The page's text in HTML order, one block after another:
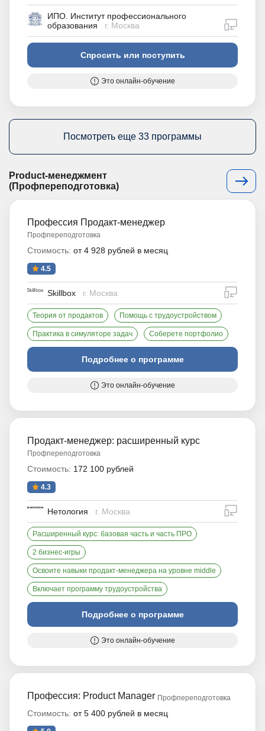
ИПО. Институт профессионального
образования
г. Москва
Спросить или поступить
Это онлайн-обучение
Посмотреть еще 33 программы
Product-менеджмент
(Профпереподготовка)
Профессия Продакт-менеджер
Профпереподготовка
Стоимость: от 4 928 рублей в месяц
4.5
Skillbox г. Москва
Теория от продактов Помощь с трудоустройством
Практика в симуляторе задач Соберете портфолио
Подробнее о программе
Это онлайн-обучение
Продакт-менеджер: расширенный курс
Профпереподготовка
Стоимость: 172 100 рублей
4.3
Нетология г. Москва
Расширенный курс: базовая часть и часть ПРО
2 бизнес-игры
Освоите навыки продакт-менеджера на уровне middle
Включает программу трудоустройства
Подробнее о программе
Это онлайн-обучение
Профессия: Product Manager Профпереподготовка
Стоимость: от 5 400 рублей в месяц